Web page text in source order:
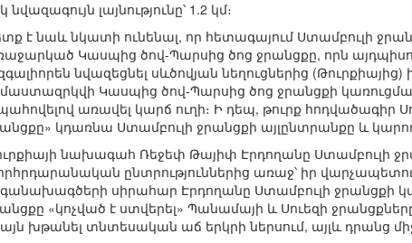
նվազագույն լայնությունը՝ 1.2 կմ։
է նաև նկատի ունենալ, որ հետագայում Ստամբուլի
Կասպից ծով-Պարսից ծոց ջրանցքը, որն
նվազեցնել սևծովյան նեղուցներից
Կասպից ծով-Պարսից ծոց ջրանցքի
առավել կարճ ուղի։ Ի դեպ, թուրք հոդվածագիր
կդառնա Ստամբուլի ջրանցքի այլընտրանքը և
նախագահ Ռեջեփ Թայիփ Էրդողանը Ստամբուլի
ընտրություններից առաջ՝ իր
սիրահար Էրդողանը Ստամբուլի ջրանցքի
«կոչված է ստվերել» Պանամայի և Սուեզի
խթանել տնտեսական աճ երկրի ներսում, այլև դրանց